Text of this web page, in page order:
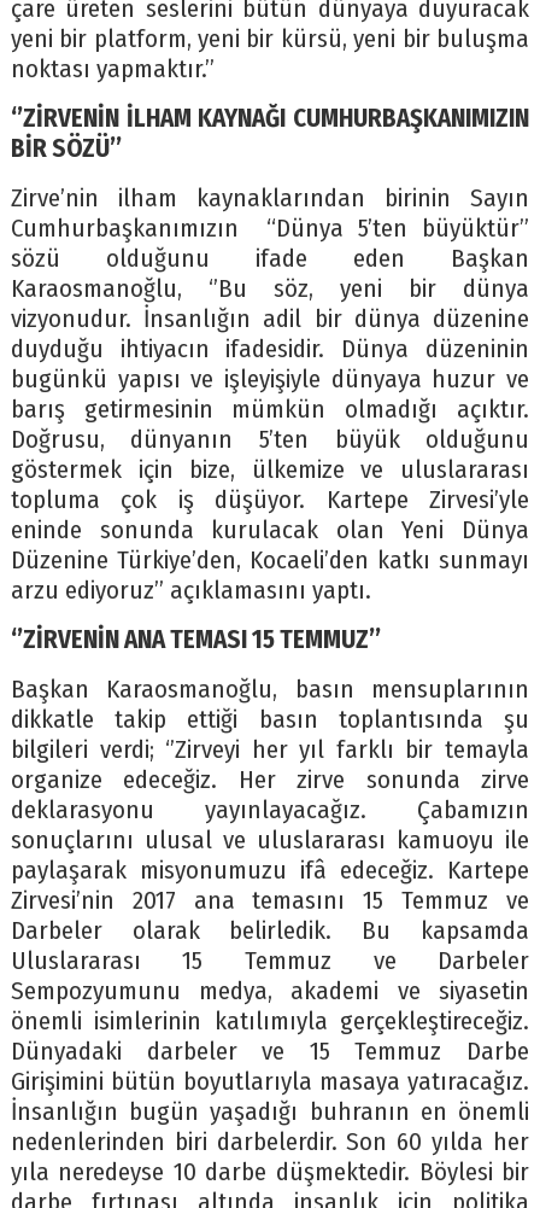
çare üreten seslerini bütün dünyaya duyuracak
yeni bir platform, yeni bir kürsü, yeni bir buluşma
noktası yapmaktır.’’
‘’ZİRVENİN İLHAM KAYNAĞI CUMHURBAŞKANIMIZIN
BİR SÖZÜ’’
Zirve’nin ilham kaynaklarından birinin Sayın
Cumhurbaşkanımızın “Dünya 5’ten büyüktür”
sözü olduğunu ifade eden Başkan
Karaosmanoğlu, ‘’Bu söz, yeni bir dünya
vizyonudur. İnsanlığın adil bir dünya düzenine
duyduğu ihtiyacın ifadesidir. Dünya düzeninin
bugünkü yapısı ve işleyişiyle dünyaya huzur ve
barış getirmesinin mümkün olmadığı açıktır.
Doğrusu, dünyanın 5’ten büyük olduğunu
göstermek için bize, ülkemize ve uluslararası
topluma çok iş düşüyor. Kartepe Zirvesi’yle
eninde sonunda kurulacak olan Yeni Dünya
Düzenine Türkiye’den, Kocaeli’den katkı sunmayı
arzu ediyoruz’’ açıklamasını yaptı.
‘’ZİRVENİN ANA TEMASI 15 TEMMUZ’’
Başkan Karaosmanoğlu, basın mensuplarının
dikkatle takip ettiği basın toplantısında şu
bilgileri verdi; ‘’Zirveyi her yıl farklı bir temayla
organize edeceğiz. Her zirve sonunda zirve
deklarasyonu yayınlayacağız. Çabamızın
sonuçlarını ulusal ve uluslararası kamuoyu ile
paylaşarak misyonumuzu ifâ edeceğiz. Kartepe
Zirvesi’nin 2017 ana temasını 15 Temmuz ve
Darbeler olarak belirledik. Bu kapsamda
Uluslararası 15 Temmuz ve Darbeler
Sempozyumunu medya, akademi ve siyasetin
önemli isimlerinin katılımıyla gerçekleştireceğiz.
Dünyadaki darbeler ve 15 Temmuz Darbe
Girişimini bütün boyutlarıyla masaya yatıracağız.
İnsanlığın bugün yaşadığı buhranın en önemli
nedenlerinden biri darbelerdir. Son 60 yılda her
yıla neredeyse 10 darbe düşmektedir. Böylesi bir